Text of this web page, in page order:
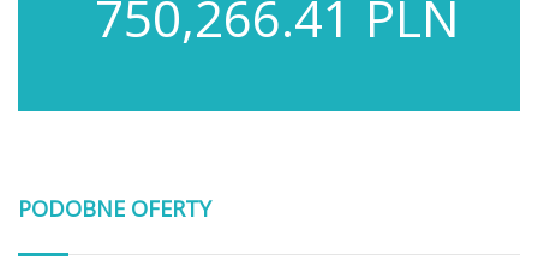
750,266.41 PLN
PODOBNE OFERTY